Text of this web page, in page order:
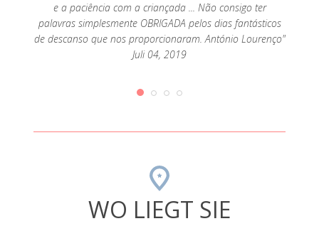
e a paciência com a criançada ... Não consigo ter
palavras simplesmente OBRIGADA pelos dias fantásticos
de descanso que nos proporcionaram. António Lourenço"
Juli 04, 2019
WO LIEGT SIE